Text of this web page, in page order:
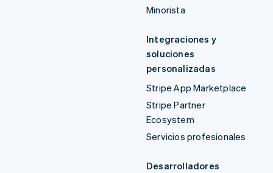
Minorista
Integraciones y
soluciones
personalizadas
Stripe App Marketplace
Stripe Partner
Ecosystem
Servicios profesionales
Desarrolladores